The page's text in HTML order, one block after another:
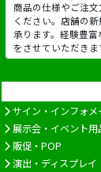
商品の仕様やご注
ください。店舗の
承ります。経験豊
をさせていただきま
サイン・インフォメ
展示会・イベント用
販促・POP
演出・ディスプレイ